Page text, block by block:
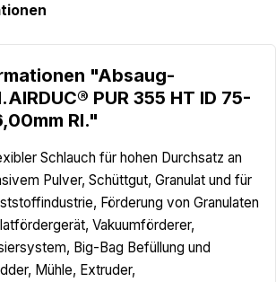
"Absaug-
PUR 355 HT ID 75-
Rl."
Schlauch für hohen Durchsatz an
Pulver, Schüttgut, Granulat und für
Förderung von Granulaten
Vakuumförderer,
Big-Bag Befüllung und
Mühle, Extruder,